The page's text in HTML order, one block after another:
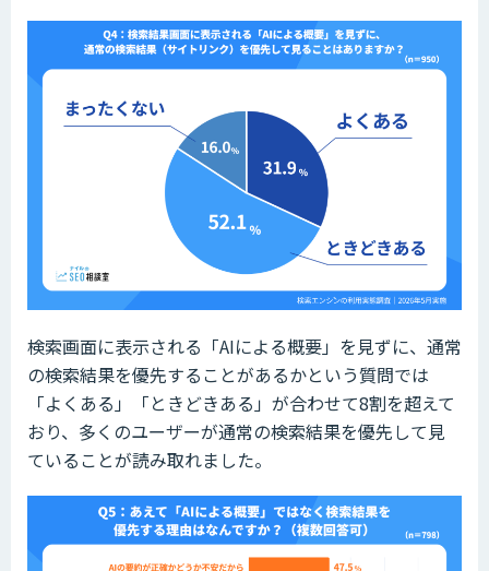
検索画面に表示される「AIによる概要」を見ずに、通常
の検索結果を優先することがあるかという質問では
「よくある」「ときどきある」が合わせて8割を超えて
おり、多くのユーザーが通常の検索結果を優先して見
ていることが読み取れました。